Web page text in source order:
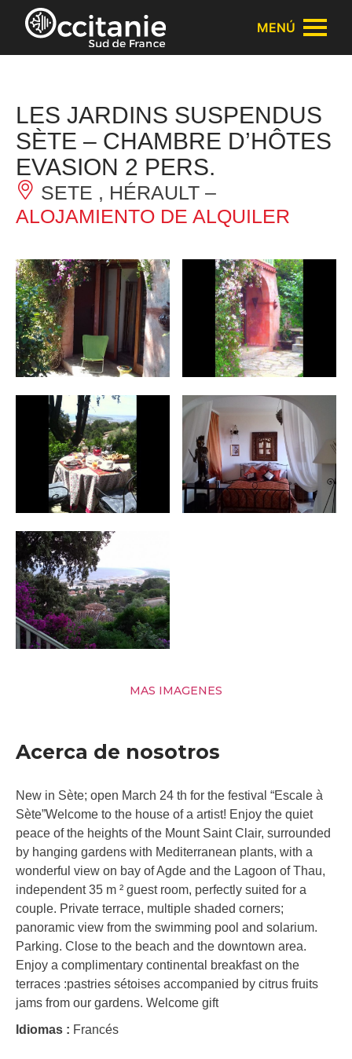
Panel de gestión de cookies
MENÚ
LES JARDINS SUSPENDUS
SÈTE – CHAMBRE D’HÔTES
EVASION 2 PERS.
SETE , HÉRAULT –
ALOJAMIENTO DE ALQUILER
MAS IMAGENES
Acerca de nosotros
New in Sète; open March 24 th for the festival “Escale à
Sète”Welcome to the house of a artist! Enjoy the quiet
peace of the heights of the Mount Saint Clair, surrounded
by hanging gardens with Mediterranean plants, with a
wonderful view on bay of Agde and the Lagoon of Thau,
independent 35 m ² guest room, perfectly suited for a
couple. Private terrace, multiple shaded corners;
panoramic view from the swimming pool and solarium.
Parking. Close to the beach and the downtown area.
Enjoy a complimentary continental breakfast on the
terraces :pastries sétoises accompanied by citrus fruits
jams from our gardens. Welcome gift
Idiomas : Francés